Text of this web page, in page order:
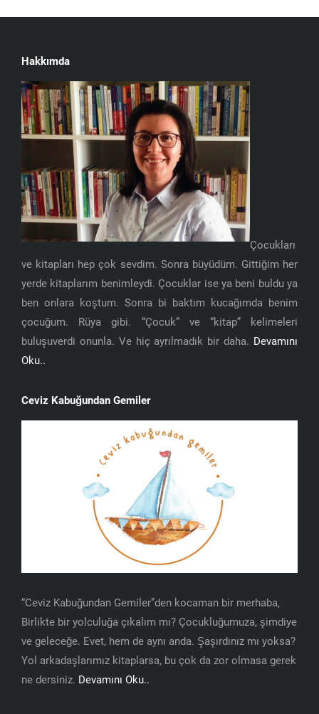
Hakkımda
Çocukları
ve kitapları hep çok sevdim. Sonra büyüdüm. Gittiğim her
yerde kitaplarım benimleydi. Çocuklar ise ya beni buldu ya
ben onlara koştum. Sonra bi baktım kucağımda benim
çocuğum. Rüya gibi. “Çocuk” ve “kitap” kelimeleri
buluşuverdi onunla. Ve hiç ayrılmadık bir daha. Devamını
Oku..
Ceviz Kabuğundan Gemiler
“Ceviz Kabuğundan Gemiler”den kocaman bir merhaba,
Birlikte bir yolculuğa çıkalım mı? Çocukluğumuza, şimdiye
ve geleceğe. Evet, hem de aynı anda. Şaşırdınız mı yoksa?
Yol arkadaşlarımız kitaplarsa, bu çok da zor olmasa gerek
ne dersiniz. Devamını Oku..